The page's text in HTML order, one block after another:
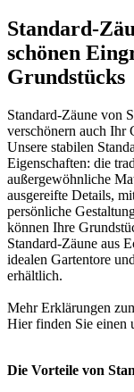
Standard-
schönen
Grundstücks
Standard-Zäune von
verschönern auch Ihr
Unsere stabilen
Eigenschaften: die
außergewöhnliche
ausgereifte Details,
persönliche
können Ihre
Standard-Zäune aus
idealen Gartentore
erhältlich.
Mehr Erklärungen
Hier finden Sie einen
Die Vorteile von